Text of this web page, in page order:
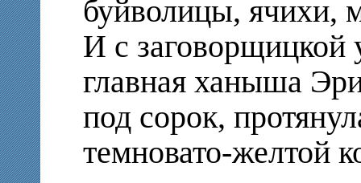
буйволицы, ячихи,
И с заговорщицкой
главная ханыша
под сорок,
темновато-желтой